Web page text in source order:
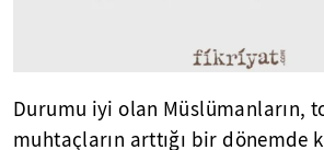
Durumu iyi olan Müslümanların,
muhtaçların arttığı bir dönemde